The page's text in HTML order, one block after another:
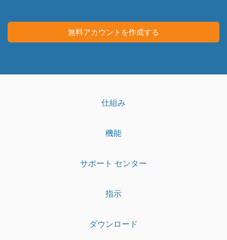
無料アカウントを作成する
仕組み
機能
サポート センター
指示
ダウンロード